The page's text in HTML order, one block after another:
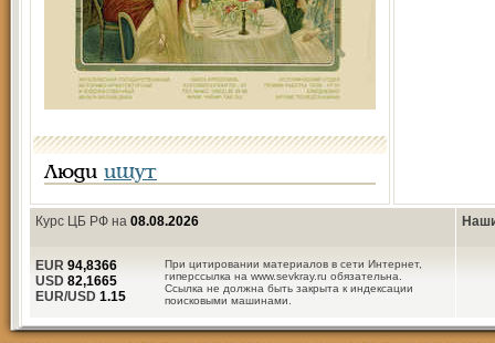
Люди ищут
Курс ЦБ РФ на 08.08.2026
При цитировании материалов в сети Интернет,
гиперссылка на www.sevkray.ru обязательна.
Ссылка не должна быть закрыта к индексации
поисковыми машинами.
EUR 94,8366
USD 82,1665
EUR/USD 1.15